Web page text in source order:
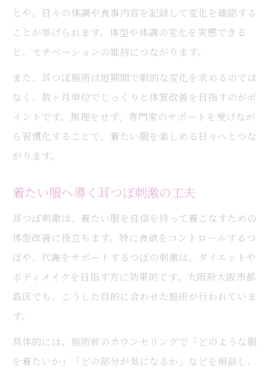
とや、日々の体調や食事内容を記録して変化を確認する
ことが挙げられます。体型や体調の変化を実感できる
と、モチベーションの維持につながります。
また、耳つぼ施術は短期間で劇的な変化を求めるのでは
なく、数ヶ月単位でじっくりと体質改善を目指すのがポ
イントです。無理をせず、専門家のサポートを受けなが
ら習慣化することで、着たい服を楽しめる日々へとつな
がります。
着たい服へ導く耳つぼ刺激の工夫
耳つぼ刺激は、着たい服を自信を持って着こなすための
体型改善に役立ちます。特に食欲をコントロールするつ
ぼや、代謝をサポートするつぼの刺激は、ダイエットや
ボディメイクを目指す方に効果的です。大阪府大阪市都
島区でも、こうした目的に合わせた施術が行われていま
す。
具体的には、施術前のカウンセリングで「どのような服
を着たいか」「どの部分が気になるか」などを相談し、